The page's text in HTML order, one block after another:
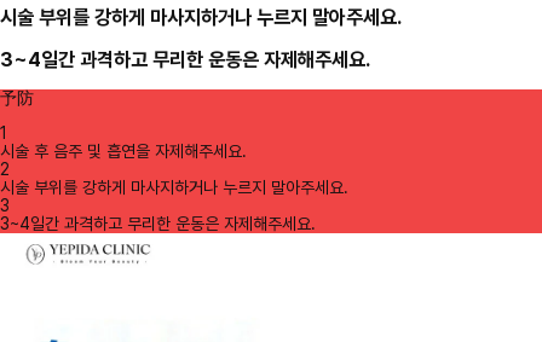
시술 부위를 강하게 마사지하거나 누르지 말아주세요.
3~4일간 과격하고 무리한 운동은 자제해주세요.
予防
1
시술 후 음주 및 흡연을 자제해주세요.
2
시술 부위를 강하게 마사지하거나 누르지 말아주세요.
3
3~4일간 과격하고 무리한 운동은 자제해주세요.